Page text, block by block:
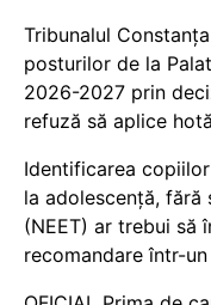
Tribunalul
posturilor de la
2026-2027 prin
refuză să aplice
Identificarea
la adolescență, fără
(NEET) ar trebui să
recomandare într-